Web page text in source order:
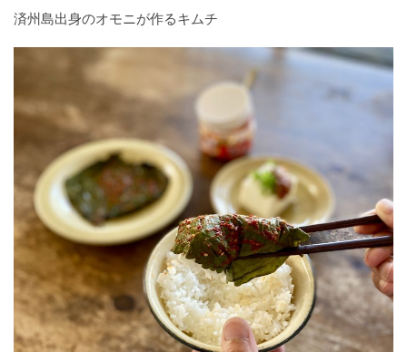
済州島出身のオモニが作るキムチ